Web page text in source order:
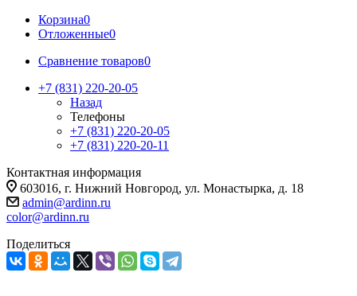
Корзина0
Отложенные0
Сравнение товаров0
+7 (831) 220-20-05
Назад
Телефоны
+7 (831) 220-20-05
+7 (831) 220-20-11
Контактная информация
603016, г. Нижний Новгород, ул. Монастырка, д. 18
admin@ardinn.ru
color@ardinn.ru
Поделиться